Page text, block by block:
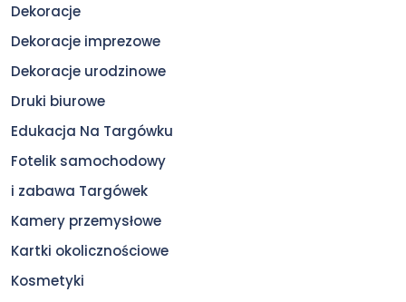
Dekoracje
Dekoracje imprezowe
Dekoracje urodzinowe
Druki biurowe
Edukacja Na Targówku
Fotelik samochodowy
i zabawa Targówek
Kamery przemysłowe
Kartki okolicznościowe
Kosmetyki